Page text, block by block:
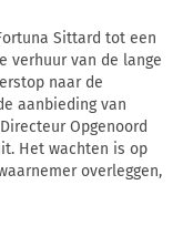
Sittard tot een
verhuur van de lange
naar de
aanbieding van
Opgenoord
Het wachten is op
overleggen,